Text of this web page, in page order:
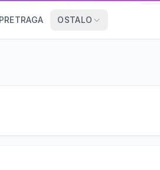
PRETRAGA OSTALO